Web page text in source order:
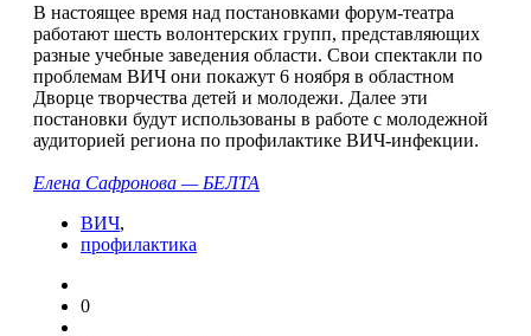
В настоящее время над постановками форум-театра
работают шесть волонтерских групп, представляющих
разные учебные заведения области. Свои спектакли по
проблемам ВИЧ они покажут 6 ноября в областном
Дворце творчества детей и молодежи. Далее эти
постановки будут использованы в работе с молодежной
аудиторией региона по профилактике ВИЧ-инфекции.
Елена Сафронова — БЕЛТА
ВИЧ,
профилактика
0